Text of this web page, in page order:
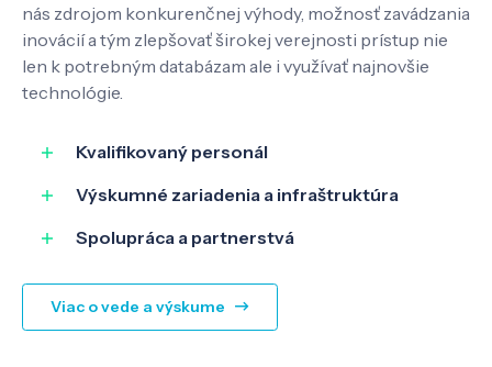
nás zdrojom konkurenčnej výhody, možnosť zavádzania
inovácií a tým zlepšovať širokej verejnosti prístup nie
len k potrebným databázam ale i využívať najnovšie
technológie.
Kvalifikovaný personál
Výskumné zariadenia a infraštruktúra
Spolupráca a partnerstvá
Viac o vede a výskume